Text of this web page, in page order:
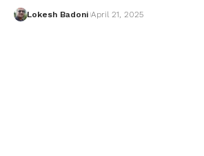
Lokesh Badoni April 21, 2025